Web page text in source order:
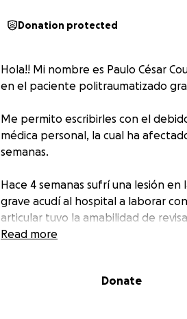
Donation protected
Hola!! Mi nombre es Paulo César
en el paciente politraumatizado
Me permito escribirles con el
médica personal, la cual ha
semanas.
Hace 4 semanas sufrí una lesión
grave acudí al hospital a laborar
articular tuvo la amabilidad de
resonancia magnética, en la cual
Read more
Donate